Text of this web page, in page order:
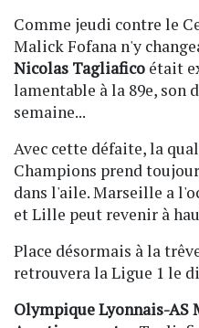
Comme jeudi contre le
Malick Fofana n'y
Nicolas Tagliafico était
lamentable à la 89e, son
semaine...
Avec cette défaite, la
Champions prend
dans l'aile. Marseille a
et Lille peut revenir à
Place désormais à la
retrouvera la Ligue 1 le
Olympique Lyonnais-AS